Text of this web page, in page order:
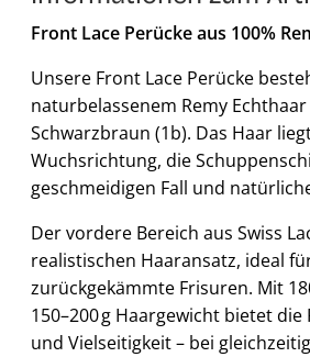
Front Lace Perücke aus 100%
Unsere Front Lace Perücke
naturbelassenem Remy
Schwarzbraun (1b). Das Haar
Wuchsrichtung, die
geschmeidigen Fall und
Der vordere Bereich aus Swiss
realistischen Haaransatz, ideal
zurückgekämmte Frisuren. Mit
150–200 g Haargewicht bietet
und Vielseitigkeit – bei